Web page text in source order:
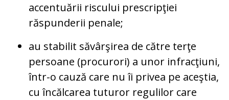
accentuării riscului prescripţiei
răspunderii penale;
au stabilit săvârşirea de către terţe
persoane (procurori) a unor infracţiuni,
într-o cauză care nu îi privea pe aceştia,
cu încălcarea tuturor regulilor care